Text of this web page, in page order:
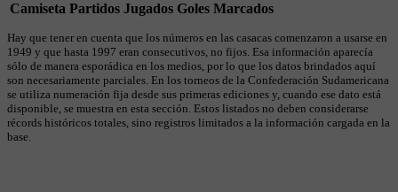
Camiseta Partidos Jugados Goles Marcados
Hay que tener en cuenta que los números en las casacas comenzaron a usarse en
1949 y que hasta 1997 eran consecutivos, no fijos. Esa información aparecía
sólo de manera esporádica en los medios, por lo que los datos brindados aquí
son necesariamente parciales. En los torneos de la Confederación Sudamericana
se utiliza numeración fija desde sus primeras ediciones y, cuando ese dato está
disponible, se muestra en esta sección. Estos listados no deben considerarse
récords históricos totales, sino registros limitados a la información cargada en la
base.